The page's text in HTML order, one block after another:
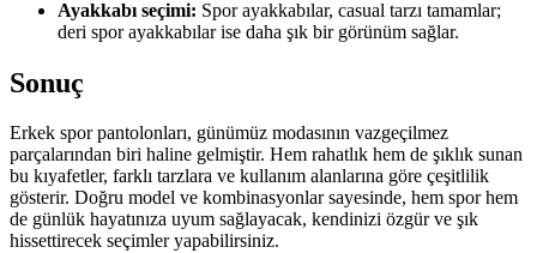
Ayakkabı seçimi: Spor ayakkabılar, casual tarzı tamamlar;
deri spor ayakkabılar ise daha şık bir görünüm sağlar.
Sonuç
Erkek spor pantolonları, günümüz modasının vazgeçilmez
parçalarından biri haline gelmiştir. Hem rahatlık hem de şıklık sunan
bu kıyafetler, farklı tarzlara ve kullanım alanlarına göre çeşitlilik
gösterir. Doğru model ve kombinasyonlar sayesinde, hem spor hem
de günlük hayatınıza uyum sağlayacak, kendinizi özgür ve şık
hissettirecek seçimler yapabilirsiniz.